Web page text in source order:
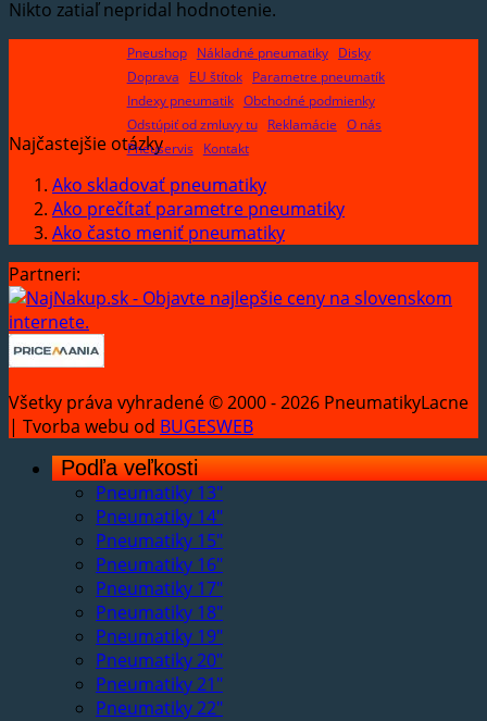
Nikto zatiaľ nepridal hodnotenie.
Pneushop Nákladné pneumatiky
Disky
Doprava
EU štítok
Parametre pneumatík
Indexy pneumatik Obchodné podmienky
Odstúpiť od zmluvy tu
Reklamácie O nás
Pneuservis
Kontakt
Najčastejšie otázky
Ako skladovať pneumatiky
Ako prečítať parametre pneumatiky
Ako často meniť pneumatiky
Partneri:
Všetky práva vyhradené © 2000 - 2026 PneumatikyLacne
| Tvorba webu od BUGESWEB
Podľa veľkosti
Pneumatiky 13"
Pneumatiky 14"
Pneumatiky 15"
Pneumatiky 16"
Pneumatiky 17"
Pneumatiky 18"
Pneumatiky 19"
Pneumatiky 20"
Pneumatiky 21"
Pneumatiky 22"